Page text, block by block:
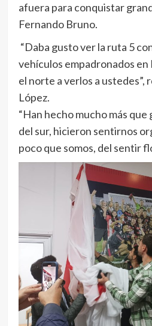
afuera para conquistar
Fernando Bruno.
“Daba gusto ver la ruta 5
vehículos empadronados en
el norte a verlos a
López.
“Han hecho mucho más
del sur, hicieron sentirnos
poco que somos, del sentir